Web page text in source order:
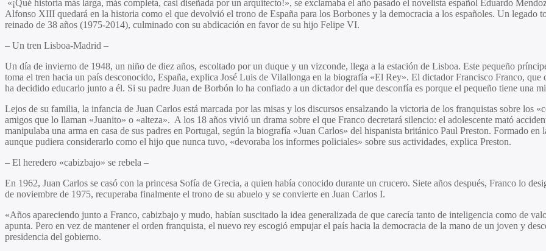
«¡Qué historia más larga, más completa, casi diseñada por un arquitecto!», se exclamaba el año pasado el novelista español Eduardo
Alfonso XIII quedará en la historia como el que devolvió el trono de España para los Borbones y la democracia a los españoles. Un legado
reinado de 38 años (1975-2014), culminado con su abdicación en favor de su hijo Felipe VI.
– Un tren Lisboa-Madrid –
Un día de invierno de 1948, un niño de diez años, escoltado por un duque y un vizconde, llega a la estación de Lisboa. Este pequeño
toma el tren hacia un país desconocido, España, explica José Luis de Vilallonga en la biografía «El Rey». El dictador Francisco Franco,
ha decidido educarlo junto a él. Si su padre Juan de Borbón lo ha confiado a un dictador del que desconfía es porque el pequeño tiene una
Lejos de su familia, la infancia de Juan Carlos está marcada por las misas y los discursos ensalzando la victoria de los franquistas sobre los
amigos que lo llaman «Juanito» o «alteza». A los 18 años vivió un drama sobre el que Franco decretará silencio: el adolescente mató
manipulaba una arma en casa de sus padres en Portugal, según la biografía «Juan Carlos» del hispanista británico Paul Preston. Formado
aunque pudiera considerarlo como el hijo que nunca tuvo, «devoraba los informes policiales» sobre sus actividades, explica Preston.
– El heredero «cabizbajo» se rebela –
En 1962, Juan Carlos se casó con la princesa Sofía de Grecia, a quien había conocido durante un crucero. Siete años después, Franco lo
de noviembre de 1975, recuperaba finalmente el trono de su abuelo y se convierte en Juan Carlos I.
«Años apareciendo junto a Franco, cabizbajo y mudo, habían suscitado la idea generalizada de que carecía tanto de inteligencia como de
apunta. Pero en vez de mantener el orden franquista, el nuevo rey escogió empujar el país hacia la democracia de la mano de un joven y
presidencia del gobierno.